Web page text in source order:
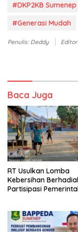
#DKP2KB Sumenep
#Generasi Mudah
Penulis: Deddy
Baca Juga
RT Usulkan Lomba
Kebersihan
Partisipasi